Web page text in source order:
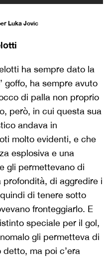
Luka Jovic
ha sempre dato la
goffo, ha sempre avuto
di palla non proprio
però, in cui questa sua
andava in
molto evidenti, e che
esplosiva e una
gli permettevano di
di aggredire i
di tenere sotto
fronteggiarlo. E
speciale per il gol,
gli permetteva di
detto, ma poi c’era